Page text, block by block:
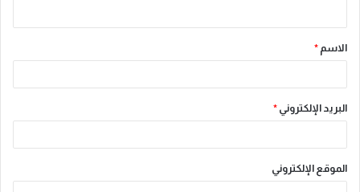
ق
*
الاسم *
البريد الإلكتروني *
الموقع الإلكتروني